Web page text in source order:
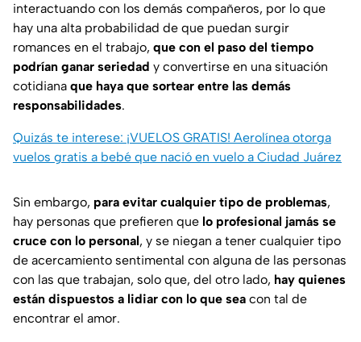
interactuando con los demás compañeros, por lo que
hay una alta probabilidad de que puedan surgir
romances en el trabajo, que con el paso del tiempo
podrían ganar seriedad y convertirse en una situación
cotidiana que haya que sortear entre las demás
responsabilidades.
Quizás te interese: ¡VUELOS GRATIS! Aerolínea otorga
vuelos gratis a bebé que nació en vuelo a Ciudad Juárez
Sin embargo, para evitar cualquier tipo de problemas,
hay personas que prefieren que lo profesional jamás se
cruce con lo personal, y se niegan a tener cualquier tipo
de acercamiento sentimental con alguna de las personas
con las que trabajan, solo que, del otro lado, hay quienes
están dispuestos a lidiar con lo que sea con tal de
encontrar el amor.